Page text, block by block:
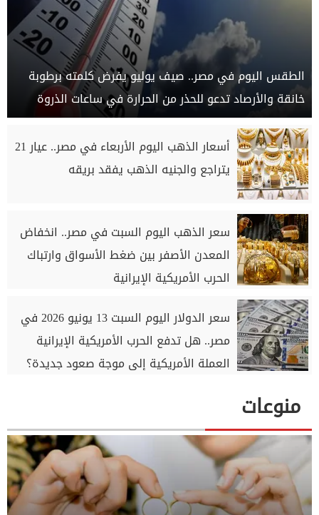
الطقس اليوم في مصر.. صيف يوليو يفرض كلمته برطوبة
خانقة والأرصاد تدعو للحذر من الحرارة في ساعات الذروة
أسعار الذهب اليوم الأربعاء في مصر.. عيار 21
يتراجع والجنيه الذهب يفقد بريقه
سعر الذهب اليوم السبت في مصر.. انخفاض
المعدن الأصفر بين ضغط الأسواق وارتباك
الحرب الأمريكية الإيرانية
سعر الدولار اليوم السبت 13 يونيو 2026 في
مصر.. هل تدفع الحرب الأمريكية الإيرانية
العملة الأمريكية إلى موجة صعود جديدة؟
منوعات